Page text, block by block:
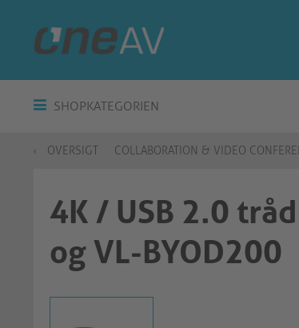
SHOPKATEGORIEN
OVERSIGT COLLABORATION & VIDEO
4K / USB 2.0
og VL-BYOD200